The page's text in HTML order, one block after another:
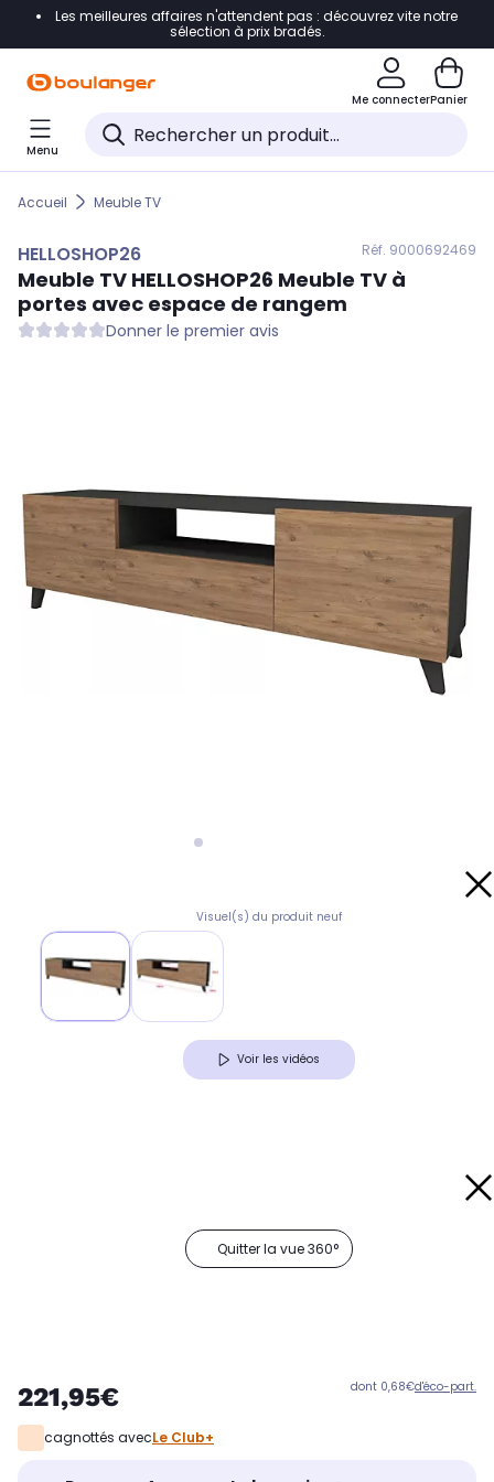
Accéder directement à la navigation
Accéder directement au pied de page
Accéder directement au chatbot
Les meilleures affaires n'attendent pas : découvrez vite notre
sélection à prix bradés.
Me connecterPanier
Menu
Accueil Meuble TV
HELLOSHOP26 Réf. 9000692469
Meuble TV HELLOSHOP26 Meuble TV à
portes avec espace de rangem
Donner le premier avis
Visuel(s) du produit neuf
Voir les vidéos
Quitter la vue 360°
221,95€ dont 0,68€d'éco-part.
cagnottés avecLe Club+